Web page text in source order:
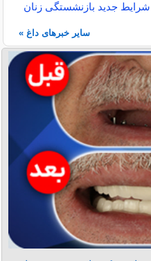
جدید بازنشستگی زنان
سایر خبرهای داغ »